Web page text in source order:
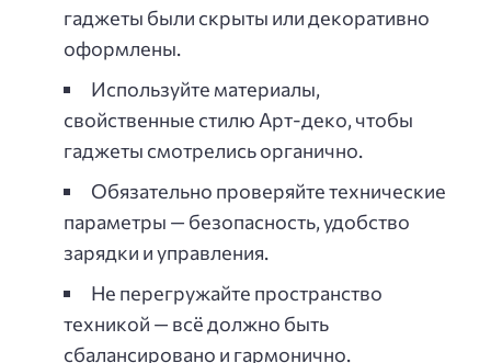
гаджеты были скрыты или декоративно
оформлены.
Используйте материалы,
свойственные стилю Арт-деко, чтобы
гаджеты смотрелись органично.
Обязательно проверяйте технические
параметры — безопасность, удобство
зарядки и управления.
Не перегружайте пространство
техникой — всё должно быть
сбалансировано и гармонично.